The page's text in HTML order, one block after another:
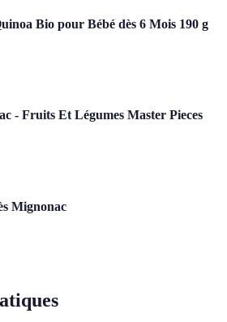
Bio pour Bébé dès 6 Mois 190 g
- Fruits Et Légumes Master Pieces
Mignonac